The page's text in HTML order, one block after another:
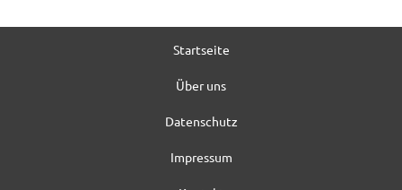
Startseite
Über uns
Datenschutz
Impressum